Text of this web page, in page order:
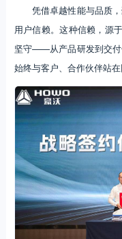
凭借卓越性能与品质
用户信赖。这种信赖，源
坚守——从产品研发到交付
始终与客户、合作伙伴站